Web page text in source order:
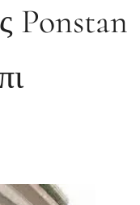
Ponstan